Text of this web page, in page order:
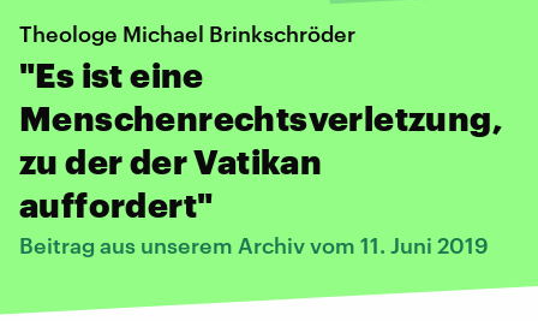
Theologe Michael Brinkschröder
"Es ist eine
Menschenrechtsverletzung,
zu der der Vatikan
auffordert"
Beitrag aus unserem Archiv vom 11. Juni 2019